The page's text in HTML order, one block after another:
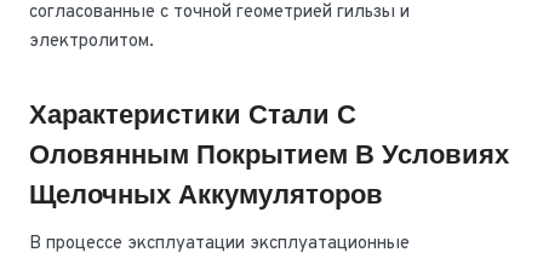
согласованные с точной геометрией гильзы и
электролитом.
Характеристики Стали С
Оловянным Покрытием В Условиях
Щелочных Аккумуляторов
В процессе эксплуатации эксплуатационные